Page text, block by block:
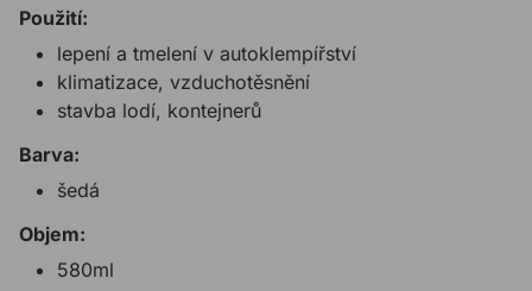
Použití:
lepení a tmelení v autoklempířství
klimatizace, vzduchotěsnění
stavba lodí, kontejnerů
Barva:
šedá
Objem:
580ml